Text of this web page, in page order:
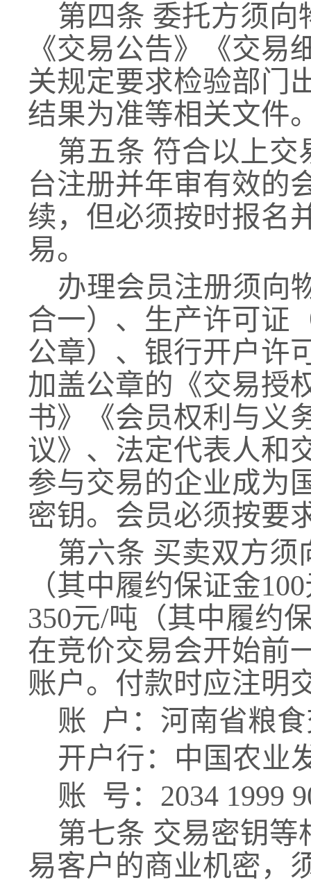
第四条 委托方须向
《交易公告》《交易
关规定要求检验部门
结果为准等相关文件
第五条 符合以上交
台注册并年审有效的
续，但必须按时报名
易。
办理会员注册须向
合一）、生产许可证
公章）、银行开户许
加盖公章的《交易授
书》《会员权利与义
议》、法定代表人和
参与交易的企业成为
密钥。 会员必须按要
第六条 买卖双方须
（其中履约保证金100
350元/吨 （其中履约
在竞价交易会开始前
账户。付款时应注明
账 户：河南省粮
开户行：中国农业
账 号：2034 1999
第七条 交易密钥等
易客户的商业机密，